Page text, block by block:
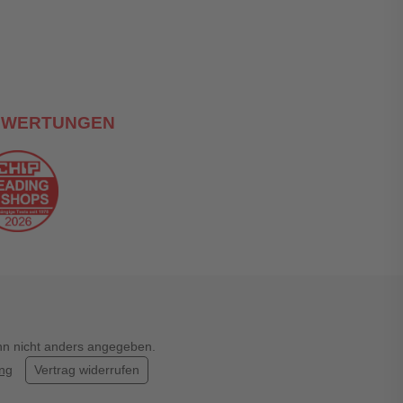
nicht anders angegeben.
Vertrag widerrufen